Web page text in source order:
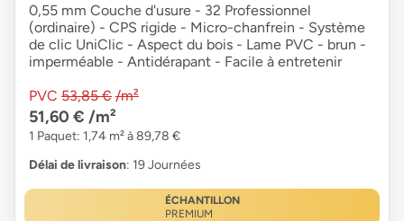
0,55 mm Couche d'usure - 32 Professionnel
(ordinaire) - CPS rigide - Micro-chanfrein - Système
de clic UniClic - Aspect du bois - Lame PVC - brun -
imperméable - Antidérapant - Facile à entretenir
PVC 53,85 € /m²
51,60 € /m²
1 Paquet: 1,74 m² à 89,78 €
Délai de livraison: 19 Journées
ÉCHANTILLON
PREMIUM